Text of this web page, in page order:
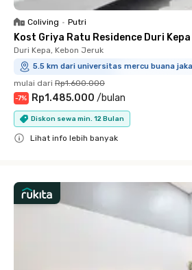
Coliving • Putri
Kost Griya Ratu Residence Duri Kepa
Duri Kepa, Kebon Jeruk
5.5 km dari universitas mercu buana
mulai dari Rp1.600.000
-7% Rp1.485.000 /bulan
Diskon sewa min. 12 Bulan
Lihat info lebih banyak